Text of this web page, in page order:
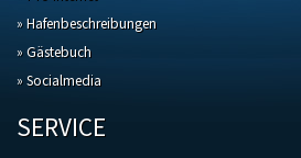
» Hafenbeschreibungen
» Gästebuch
» Socialmedia
SERVICE